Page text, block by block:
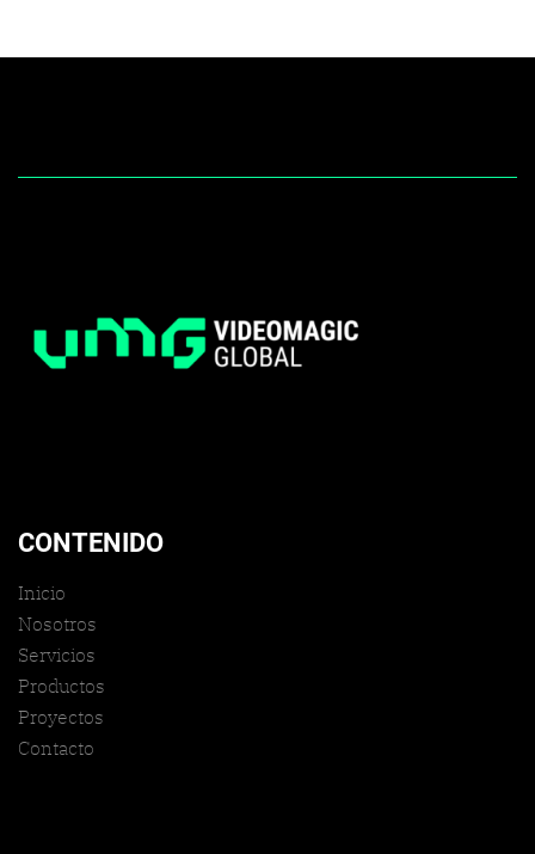
CONTENIDO
Inicio
Nosotros
Servicios
Productos
Proyectos
Contacto